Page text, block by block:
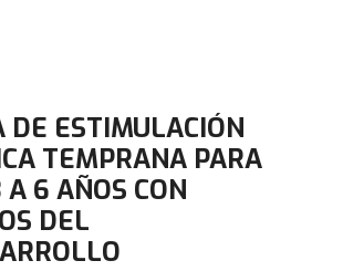
DE ESTIMULACIÓN
TEMPRANA PARA
6 AÑOS CON
DEL